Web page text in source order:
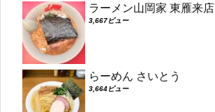
ラーメン山岡家 東雁来店
3,667ビュー
らーめん さいとう
3,664ビュー